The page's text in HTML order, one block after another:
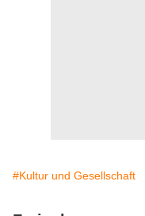
#Kultur und Gesellschaft